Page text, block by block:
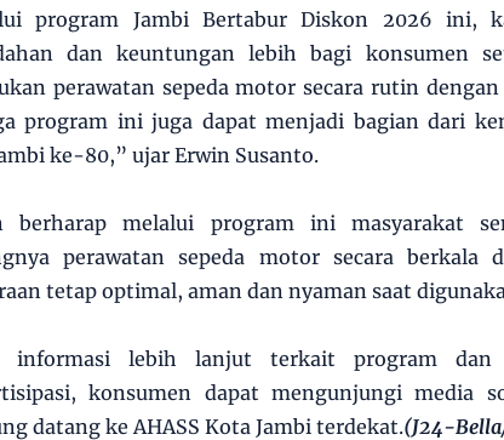
program Jambi Bertabur Diskon 2026 ini,
dan keuntungan lebih bagi konsumen
perawatan sepeda motor secara rutin
program ini juga dapat menjadi bagian dari
ke-80,” ujar Erwin Susanto.
berharap melalui program ini masyarakat
perawatan sepeda motor secara berkala
tetap optimal, aman dan nyaman saat
informasi lebih lanjut terkait program dan
konsumen dapat mengunjungi media
datang ke AHASS Kota Jambi terdekat.(J24-